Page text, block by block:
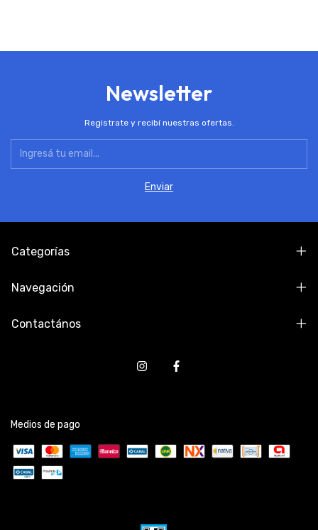
Newsletter
Registrate y recibí nuestras ofertas.
Categorías
Navegación
Contactános
Medios de pago